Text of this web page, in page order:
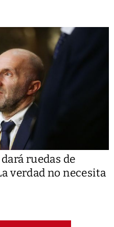
ruedas de
verdad no necesita